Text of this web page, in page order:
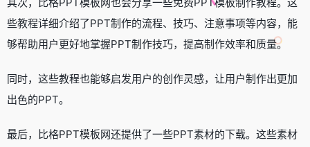
些教程详细介绍了PPT制作的流程、技巧、注意事项等内容，能
够帮助用户更好地掌握PPT制作技巧，提高制作效率和质量。
同时，这些教程也能够启发用户的创作灵感，让用户制作出更加
出色的PPT。
最后，比格PPT模板网还提供了一些PPT素材的下载。这些素材